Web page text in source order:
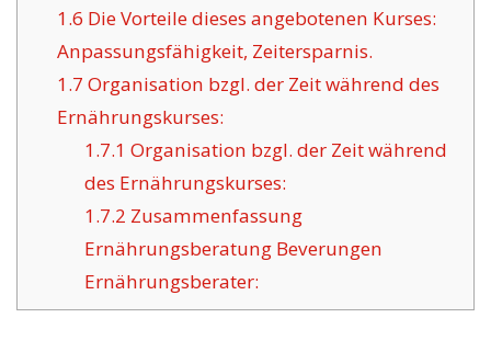
1.6 Die Vorteile dieses angebotenen Kurses:
Anpassungsfähigkeit, Zeitersparnis.
1.7 Organisation bzgl. der Zeit während des
Ernährungskurses:
1.7.1 Organisation bzgl. der Zeit während
des Ernährungskurses:
1.7.2 Zusammenfassung
Ernährungsberatung Beverungen
Ernährungsberater: